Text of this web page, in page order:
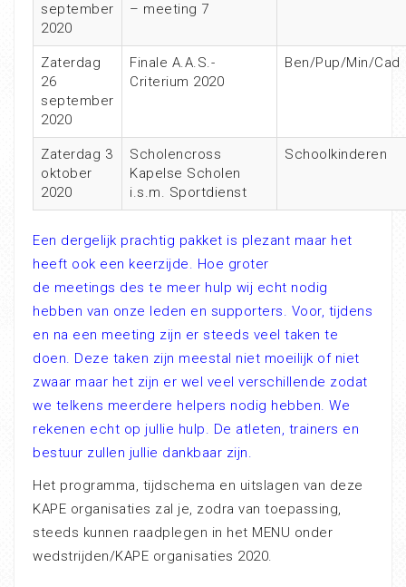
september
2020
– meeting 7
Zaterdag
26
september
2020
Finale A.A.S.-
Criterium 2020
Ben/Pup/Min/Cad
Zaterdag 3
oktober
2020
Scholencross
Kapelse Scholen
i.s.m. Sportdienst
Schoolkinderen
Een dergelijk prachtig pakket is plezant maar het
heeft ook een keerzijde. Hoe groter
de meetings des te meer hulp wij echt nodig
hebben van onze leden en supporters. Voor, tijdens
en na een meeting zijn er steeds veel taken te
doen. Deze taken zijn meestal niet moeilijk of niet
zwaar maar het zijn er wel veel verschillende zodat
we telkens meerdere helpers nodig hebben. We
rekenen echt op jullie hulp. De atleten, trainers en
bestuur zullen jullie dankbaar zijn.
Het programma, tijdschema en uitslagen van deze
KAPE organisaties zal je, zodra van toepassing,
steeds kunnen raadplegen in het MENU onder
wedstrijden/KAPE organisaties 2020.